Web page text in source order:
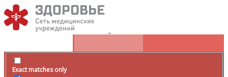
Exact matches only